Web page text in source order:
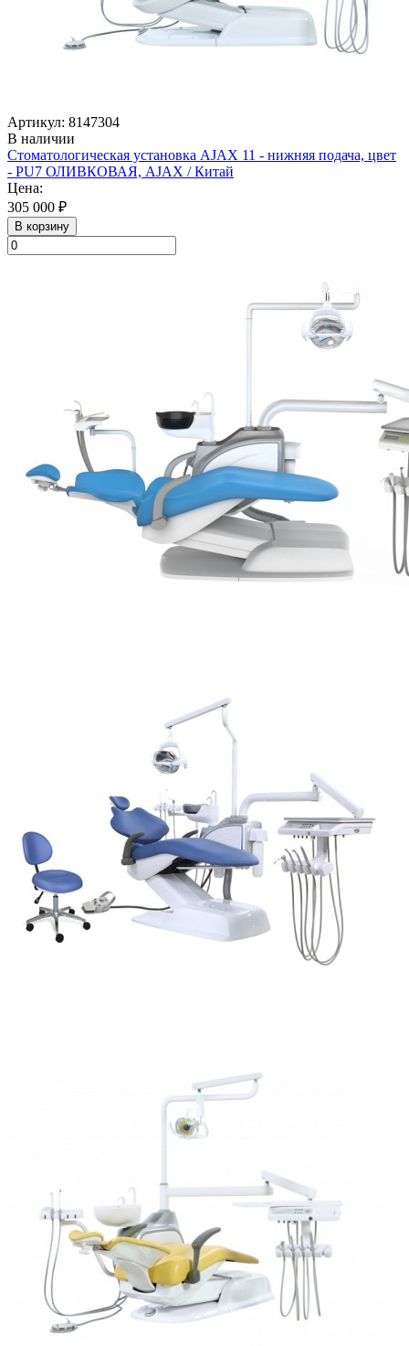
Артикул: 8147304
В наличии
Стоматологическая установка AJAX 11 - нижняя подача, цвет
- PU7 ОЛИВКОВАЯ, AJAX / Китай
Цена:
305 000 ₽
В корзину